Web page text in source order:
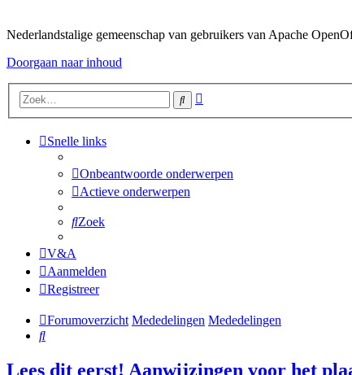
Nederlandstalige gemeenschap van gebruikers van Apache
Doorgaan naar inhoud
Zoek
Snelle links
Onbeantwoorde onderwerpen
Actieve onderwerpen
Zoek
V&A
Aanmelden
Registreer
Forumoverzicht Mededelingen Mededelingen
Zoek
Lees dit eerst! Aanwijzingen voor het